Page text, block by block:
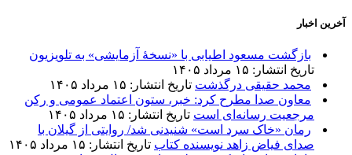
آخرین اخبار
بازگشت مسعود اطیابی با «نسخهٔ آزمایشی» به تلویزیون
تاریخ انتشار: ۱۵ مرداد ۱۴۰۵
محمد حقیقی درگذشت تاریخ انتشار: ۱۵ مرداد ۱۴۰۵
معاون صدا مطرح کرد: خبر، ستون اعتماد عمومی و رکن
مرجعیت رسانه‌ای است تاریخ انتشار: ۱۵ مرداد ۱۴۰۵
رمان «خاک سرد است» شنیدنی شد/ روایتی از گیلان با
صدای فیاض زاهد نویسنده کتاب تاریخ انتشار: ۱۵ مرداد ۱۴۰۵